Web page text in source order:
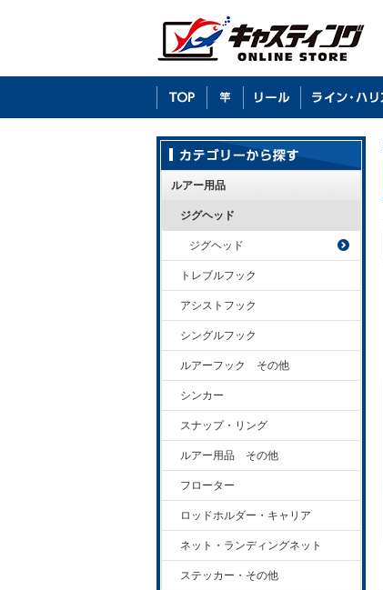
ルアー用品
ジグヘッド
ジグヘッド
トレブルフック
アシストフック
シングルフック
ルアーフック その他
シンカー
スナップ・リング
ルアー用品 その他
フローター
ロッドホルダー・キャリア
ネット・ランディングネット
ステッカー・その他